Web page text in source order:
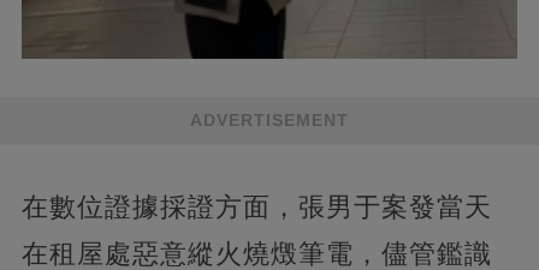
ADVERTISEMENT
在數位證據採證方面，張男于案發當天
在租屋處惡意縱火燒燬筆電，儘管鑑識